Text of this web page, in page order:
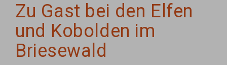
Zu Gast bei den Elfen
und Kobolden im
Briesewald